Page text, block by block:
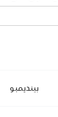
بينديمبو